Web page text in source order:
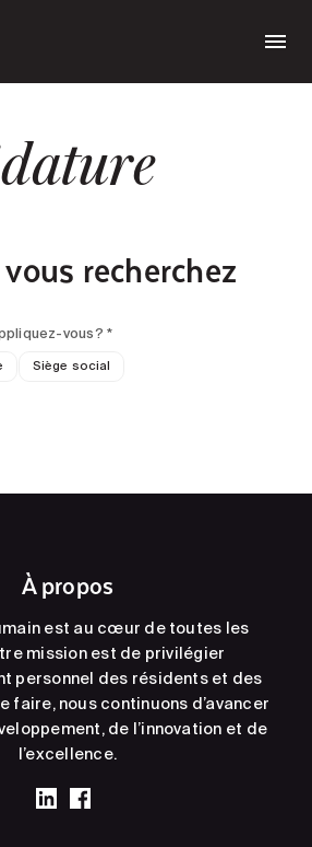
recherchez
vous? *
Siège social
À propos
est au cœur de toutes les
mission est de privilégier
personnel des résidents et des
faire, nous continuons d’avancer
de l’innovation et de
l’excellence.